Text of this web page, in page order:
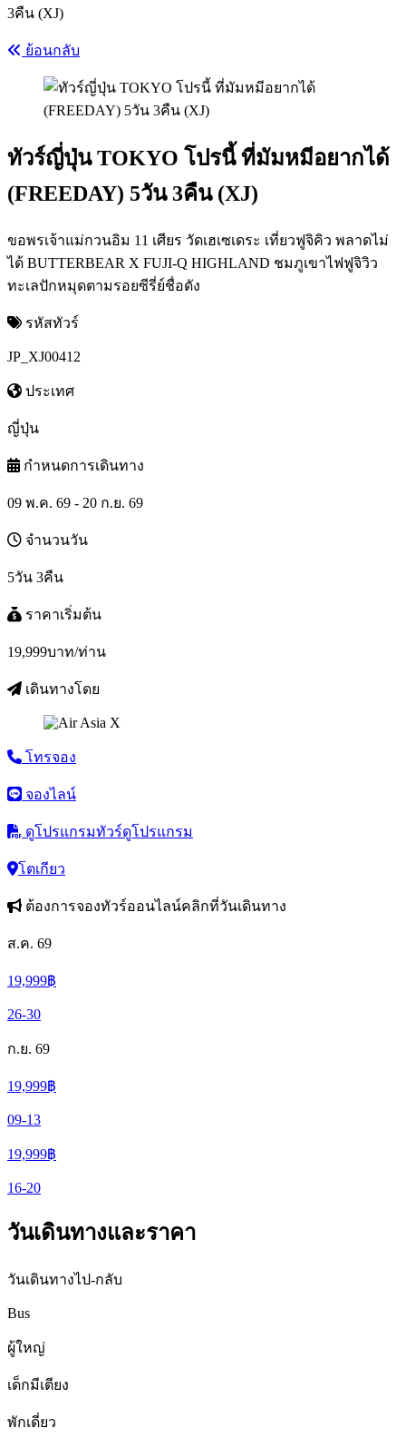
3คืน (XJ)
ย้อนกลับ
ทัวร์ญี่ปุ่น TOKYO โปรนี้ ที่มัมหมีอยากได้
(FREEDAY) 5วัน 3คืน (XJ)
ขอพรเจ้าแม่กวนอิม 11 เศียร วัดเฮเซเดระ เที่ยวฟูจิคิว พลาดไม่
ได้ BUTTERBEAR X FUJI-Q HIGHLAND ชมภูเขาไฟฟูจิวิว
ทะเลปักหมุดตามรอยซีรี่ย์ชื่อดัง
รหัสทัวร์
JP_XJ00412
ประเทศ
ญี่ปุ่น
กำหนดการเดินทาง
09 พ.ค. 69 - 20 ก.ย. 69
จำนวนวัน
5วัน 3คืน
ราคาเริ่มต้น
19,999บาท/ท่าน
เดินทางโดย
โทรจอง
จองไลน์
ดูโปรแกรมทัวร์ดูโปรแกรม
โตเกียว
ต้องการจองทัวร์ออนไลน์คลิกที่วันเดินทาง
ส.ค. 69
19,999฿
26-30
ก.ย. 69
19,999฿
09-13
19,999฿
16-20
วันเดินทางและราคา
วันเดินทางไป-กลับ
Bus
ผู้ใหญ่
เด็กมีเตียง
พักเดี่ยว